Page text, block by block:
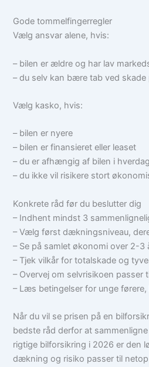
Gode tommelfingerregler
Vælg ansvar alene, hvis:
– bilen er ældre og har lav
– du selv kan bære tab ved skade
Vælg kasko, hvis:
– bilen er nyere
– bilen er finansieret eller leaset
– du er afhængig af bilen i
– du ikke vil risikere stort
Konkrete råd før du beslutter dig
– Indhent mindst 3
– Vælg først dækningsniveau,
– Se på samlet økonomi over 2-
– Tjek vilkår for totalskade og
– Overvej om selvrisikoen passer
– Læs betingelser for unge førere,
Når du vil se prisen på en
bedste råd derfor at
rigtige bilforsikring i 2026 er den
dækning og risiko passer til